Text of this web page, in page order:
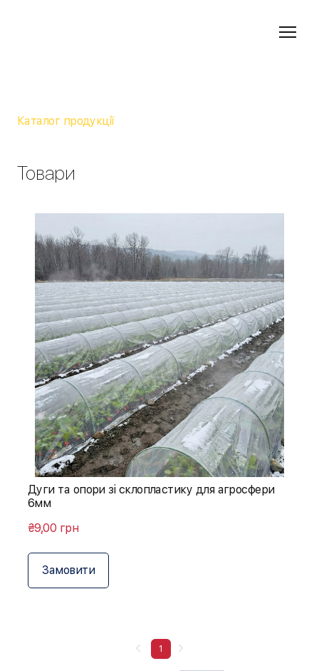
Каталог продукції
Товари
Дуги та опори зі склопластику для агросфери
6мм
₴9,00 грн
Замовити
1